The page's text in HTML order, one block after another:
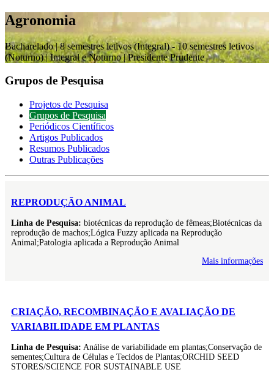
Agronomia
Bacharelado |8 semestres letivos (Integral) - 10 semestres letivos
(Noturno) | Integral e Noturno| Presidente Prudente
Grupos de Pesquisa
Projetos de Pesquisa
Grupos de Pesquisa
Periódicos Científicos
Artigos Publicados
Resumos Publicados
Outras Publicações
REPRODUÇÃO ANIMAL
Linha de Pesquisa: biotécnicas da reprodução de fêmeas;Biotécnicas da
reprodução de machos;Lógica Fuzzy aplicada na Reprodução
Animal;Patologia aplicada a Reprodução Animal
Mais informações
CRIAÇÃO, RECOMBINAÇÃO E AVALIAÇÃO DE
VARIABILIDADE EM PLANTAS
Linha de Pesquisa: Análise de variabilidade em plantas;Conservação de
sementes;Cultura de Células e Tecidos de Plantas;ORCHID SEED
STORES/SCIENCE FOR SUSTAINABLE USE